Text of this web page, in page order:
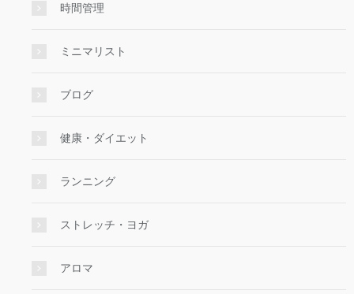
時間管理
ミニマリスト
ブログ
健康・ダイエット
ランニング
ストレッチ・ヨガ
アロマ